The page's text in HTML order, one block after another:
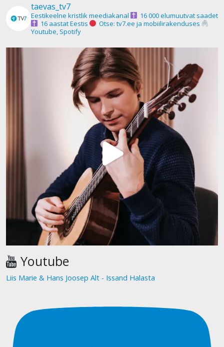
taevas_tv7
Eestikeelne kristlik meediakanal
16 000 elumuutvat saadet
16 aastat Eestis
Otse: tv7.ee ja mobiilirakenduses
Youtube, Spotify
Youtube
Liis Marie & Hans Joosep Alt - Issand Halasta